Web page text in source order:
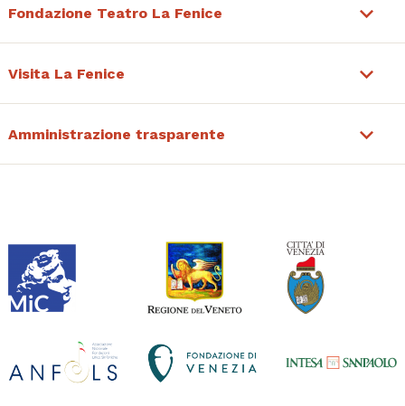
Fondazione Teatro La Fenice
Visita La Fenice
Amministrazione trasparente